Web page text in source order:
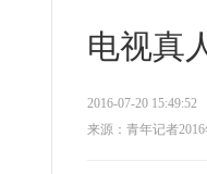
电视真
2016-07-20 15:49:52
来源：青年记者